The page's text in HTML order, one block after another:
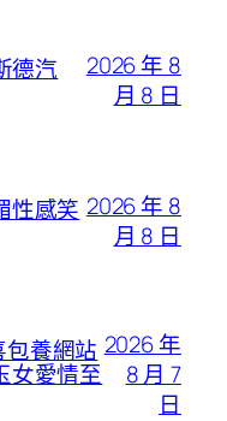
德汽
2026 年 8
月 8 日
性感笑 2026 年 8
月 8 日
養網站
女愛情至
2026 年
8 月 7
日